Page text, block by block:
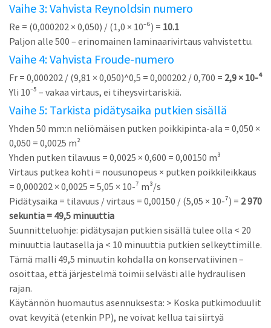
Vaihe 3: Vahvista Reynoldsin numero
Re = (0,000202 × 0,050) / (1,0 × 10⁻⁶) = 10.1
Paljon alle 500 – erinomainen laminaarivirtaus vahvistettu.
Vaihe 4: Vahvista Froude-numero
Fr = 0,000202 / (9,81 × 0,050)^0,5 = 0,000202 / 0,700 = 2,9 × 10-⁴
Yli 10⁻⁵ – vakaa virtaus, ei tiheysvirtariskiä.
Vaihe 5: Tarkista pidätysaika putkien sisällä
Yhden 50 mm:n neliömäisen putken poikkipinta-ala = 0,050 ×
0,050 = 0,0025 m²
Yhden putken tilavuus = 0,0025 × 0,600 = 0,00150 m³
Virtaus putkea kohti = nousunopeus × putken poikkileikkaus
= 0,000202 × 0,0025 = 5,05 × 10-⁷ m³/s
Pidätysaika = tilavuus / virtaus = 0,00150 / (5,05 × 10-⁷) = 2 970
sekuntia = 49,5 minuuttia
Suunnitteluohje: pidätysajan putkien sisällä tulee olla < 20
minuuttia lautasella ja < 10 minuuttia putkien selkeyttimille.
Tämä malli 49,5 minuutin kohdalla on konservatiivinen –
osoittaa, että järjestelmä toimii selvästi alle hydraulisen
rajan.
Käytännön huomautus asennuksesta: > Koska putkimoduulit
ovat kevyitä (etenkin PP), ne voivat kellua tai siirtyä